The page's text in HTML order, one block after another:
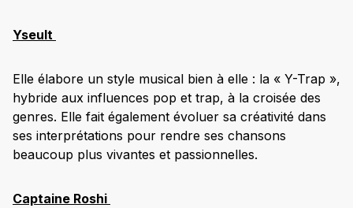
Yseult
Elle élabore un style musical bien à elle : la « Y-Trap »,
hybride aux influences pop et trap, à la croisée des
genres. Elle fait également évoluer sa créativité dans
ses interprétations pour rendre ses chansons
beaucoup plus vivantes et passionnelles.
Captaine Roshi